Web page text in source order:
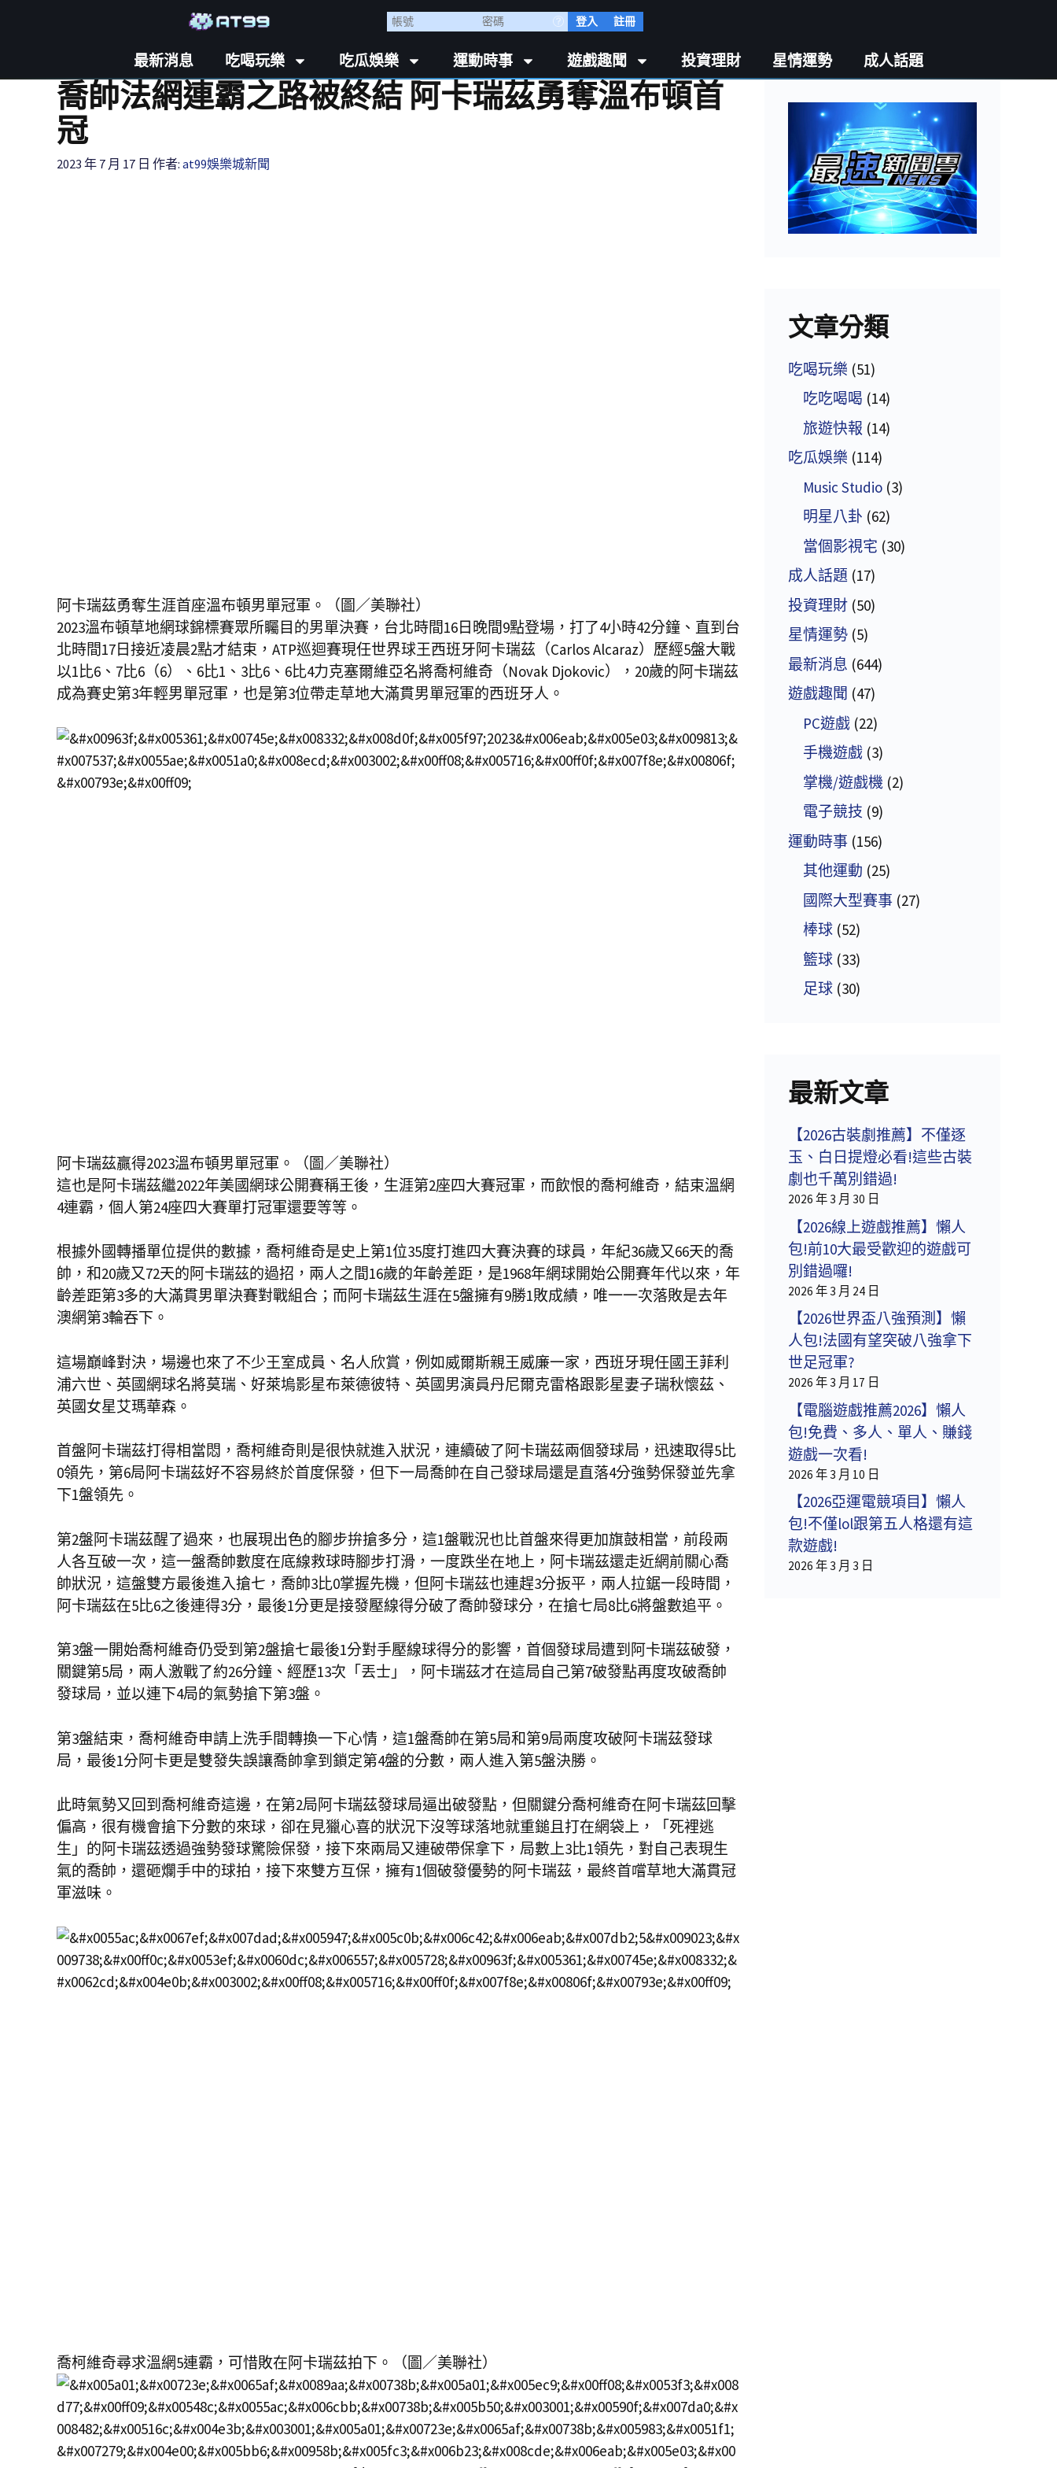
登入 註冊
最新消息 吃喝玩樂 吃瓜娛樂 運動時事 遊戲趣聞 投資理財 星情運勢 成人話題
喬帥法網連霸之路被終結 阿卡瑞茲勇奪溫布頓首
冠
2023 年 7 月 17 日 作者: at99娛樂城新聞
阿卡瑞茲勇奪生涯首座溫布頓男單冠軍。（圖／美聯社）
2023溫布頓草地網球錦標賽眾所矚目的男單決賽，台北時間16日晚間9點登場，打了4小時42分鐘、直到台
北時間17日接近凌晨2點才結束，ATP巡迴賽現任世界球王西班牙阿卡瑞茲（Carlos Alcaraz）歷經5盤大戰
以1比6、7比6（6）、6比1、3比6、6比4力克塞爾維亞名將喬柯維奇（Novak Djokovic），20歲的阿卡瑞茲
成為賽史第3年輕男單冠軍，也是第3位帶走草地大滿貫男單冠軍的西班牙人。
阿卡瑞茲贏得2023溫布頓男單冠軍。（圖／美聯社）
這也是阿卡瑞茲繼2022年美國網球公開賽稱王後，生涯第2座四大賽冠軍，而飲恨的喬柯維奇，結束溫網
4連霸，個人第24座四大賽單打冠軍還要等等。
根據外國轉播單位提供的數據，喬柯維奇是史上第1位35度打進四大賽決賽的球員，年紀36歲又66天的喬
帥，和20歲又72天的阿卡瑞茲的過招，兩人之間16歲的年齡差距，是1968年網球開始公開賽年代以來，年
齡差距第3多的大滿貫男單決賽對戰組合；而阿卡瑞茲生涯在5盤擁有9勝1敗成績，唯一一次落敗是去年
澳網第3輪吞下。
這場巔峰對決，場邊也來了不少王室成員、名人欣賞，例如威爾斯親王威廉一家，西班牙現任國王菲利
浦六世、英國網球名將莫瑞、好萊塢影星布萊德彼特、英國男演員丹尼爾克雷格跟影星妻子瑞秋懷茲、
英國女星艾瑪華森。
首盤阿卡瑞茲打得相當悶，喬柯維奇則是很快就進入狀況，連續破了阿卡瑞茲兩個發球局，迅速取得5比
0領先，第6局阿卡瑞茲好不容易終於首度保發，但下一局喬帥在自己發球局還是直落4分強勢保發並先拿
下1盤領先。
第2盤阿卡瑞茲醒了過來，也展現出色的腳步拚搶多分，這1盤戰況也比首盤來得更加旗鼓相當，前段兩
人各互破一次，這一盤喬帥數度在底線救球時腳步打滑，一度跌坐在地上，阿卡瑞茲還走近網前關心喬
帥狀況，這盤雙方最後進入搶七，喬帥3比0掌握先機，但阿卡瑞茲也連趕3分扳平，兩人拉鋸一段時間，
阿卡瑞茲在5比6之後連得3分，最後1分更是接發壓線得分破了喬帥發球分，在搶七局8比6將盤數追平。
第3盤一開始喬柯維奇仍受到第2盤搶七最後1分對手壓線球得分的影響，首個發球局遭到阿卡瑞茲破發，
關鍵第5局，兩人激戰了約26分鐘、經歷13次「丟士」，阿卡瑞茲才在這局自己第7破發點再度攻破喬帥
發球局，並以連下4局的氣勢搶下第3盤。
第3盤結束，喬柯維奇申請上洗手間轉換一下心情，這1盤喬帥在第5局和第9局兩度攻破阿卡瑞茲發球
局，最後1分阿卡更是雙發失誤讓喬帥拿到鎖定第4盤的分數，兩人進入第5盤決勝。
此時氣勢又回到喬柯維奇這邊，在第2局阿卡瑞茲發球局逼出破發點，但關鍵分喬柯維奇在阿卡瑞茲回擊
偏高，很有機會搶下分數的來球，卻在見獵心喜的狀況下沒等球落地就重鎚且打在網袋上，「死裡逃
生」的阿卡瑞茲透過強勢發球驚險保發，接下來兩局又連破帶保拿下，局數上3比1領先，對自己表現生
氣的喬帥，還砸爛手中的球拍，接下來雙方互保，擁有1個破發優勢的阿卡瑞茲，最終首嚐草地大滿貫冠
軍滋味。
喬柯維奇尋求溫網5連霸，可惜敗在阿卡瑞茲拍下。（圖／美聯社）
文章分類
吃喝玩樂 (51)
吃吃喝喝 (14)
旅遊快報 (14)
吃瓜娛樂 (114)
Music Studio (3)
明星八卦 (62)
當個影視宅 (30)
成人話題 (17)
投資理財 (50)
星情運勢 (5)
最新消息 (644)
遊戲趣聞 (47)
PC遊戲 (22)
手機遊戲 (3)
掌機/遊戲機 (2)
電子競技 (9)
運動時事 (156)
其他運動 (25)
國際大型賽事 (27)
棒球 (52)
籃球 (33)
足球 (30)
最新文章
【2026古裝劇推薦】不僅逐
玉、白日提燈必看!這些古裝
劇也千萬別錯過!
2026 年 3 月 30 日
【2026線上遊戲推薦】懶人
包!前10大最受歡迎的遊戲可
別錯過囉!
2026 年 3 月 24 日
【2026世界盃八強預測】懶
人包!法國有望突破八強拿下
世足冠軍?
2026 年 3 月 17 日
【電腦遊戲推薦2026】懶人
包!免費、多人、單人、賺錢
遊戲一次看!
2026 年 3 月 10 日
【2026亞運電競項目】懶人
包!不僅lol跟第五人格還有這
款遊戲!
2026 年 3 月 3 日